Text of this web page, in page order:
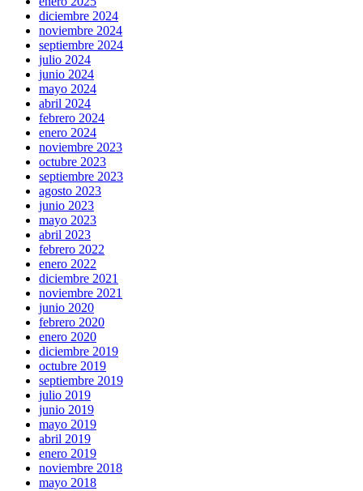
diciembre 2024
noviembre 2024
septiembre 2024
julio 2024
junio 2024
mayo 2024
abril 2024
febrero 2024
enero 2024
noviembre 2023
octubre 2023
septiembre 2023
agosto 2023
junio 2023
mayo 2023
abril 2023
febrero 2022
enero 2022
diciembre 2021
noviembre 2021
junio 2020
febrero 2020
enero 2020
diciembre 2019
octubre 2019
septiembre 2019
julio 2019
junio 2019
mayo 2019
abril 2019
enero 2019
noviembre 2018
mayo 2018